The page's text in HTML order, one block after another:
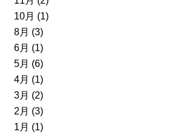
10月 (1)
8月 (3)
6月 (1)
5月 (6)
4月 (1)
3月 (2)
2月 (3)
1月 (1)